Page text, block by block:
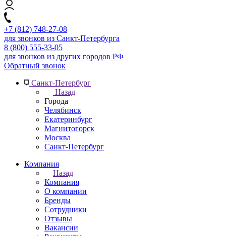
+7 (812) 748-27-08
для звонков из Санкт-Петербурга
8 (800) 555-33-05
для звонков из других городов РФ
Обратный звонок
Санкт-Петербург
Назад
Города
Челябинск
Екатеринбург
Магнитогорск
Москва
Санкт-Петербург
Компания
Назад
Компания
О компании
Бренды
Сотрудники
Отзывы
Вакансии